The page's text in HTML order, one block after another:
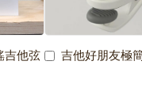
吉他弦
吉他好朋友極